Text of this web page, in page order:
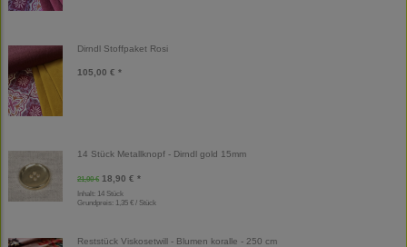
Dirndl Stoffpaket Rosi
105,00 € *
14 Stück Metallknopf - Dirndl gold 15mm
21,00 € 18,90 € *
Inhalt: 14 Stück
Grundpreis: 1,35 € / Stück
Reststück Viskosetwill - Blumen koralle - 250 cm